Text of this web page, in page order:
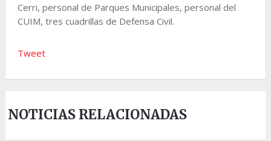
Cerri, personal de Parques Municipales, personal del
CUIM, tres cuadrillas de Defensa Civil.
Tweet
NOTICIAS RELACIONADAS